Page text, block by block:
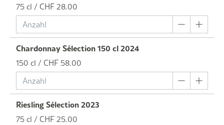
75 cl / CHF 28.00
Chardonnay Sélection 150 cl 2024
150 cl / CHF 58.00
Riesling Sélection 2023
75 cl / CHF 25.00